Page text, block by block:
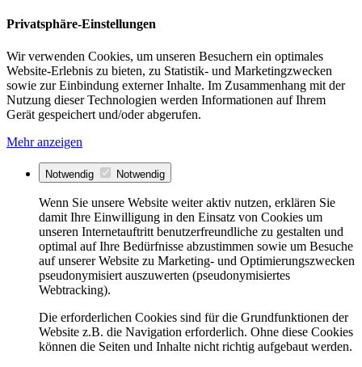
Privatsphäre-Einstellungen
Wir verwenden Cookies, um unseren Besuchern ein optimales
Website-Erlebnis zu bieten, zu Statistik- und Marketingzwecken
sowie zur Einbindung externer Inhalte. Im Zusammenhang mit der
Nutzung dieser Technologien werden Informationen auf Ihrem
Gerät gespeichert und/oder abgerufen.
Mehr anzeigen
Notwendig Notwendig
Wenn Sie unsere Website weiter aktiv nutzen, erklären Sie
damit Ihre Einwilligung in den Einsatz von Cookies um
unseren Internetauftritt benutzerfreundliche zu gestalten und
optimal auf Ihre Bedürfnisse abzustimmen sowie um Besuche
auf unserer Website zu Marketing- und Optimierungszwecken
pseudonymisiert auszuwerten (pseudonymisiertes
Webtracking).
Die erforderlichen Cookies sind für die Grundfunktionen der
Website z.B. die Navigation erforderlich. Ohne diese Cookies
können die Seiten und Inhalte nicht richtig aufgebaut werden.